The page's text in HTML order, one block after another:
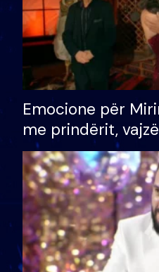
Emocione për
me prindërit,
bashkëshorten:
divorci apo jo?